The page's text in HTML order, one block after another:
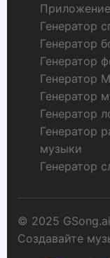
Генератор
Генератор
Генератор
Генератор
Генератор
Генератор
Генератор
музыки
Генератор
© 2025
Создавайте